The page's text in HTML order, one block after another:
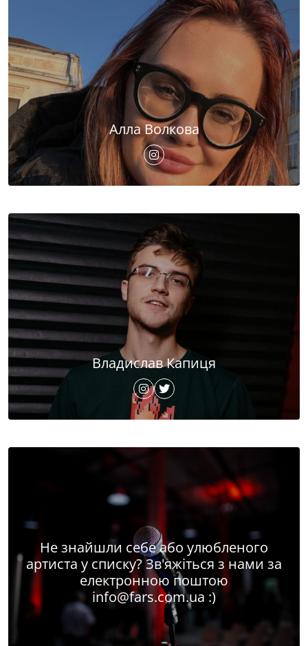
Алла Волкова
Владислав Капиця
Не знайшли себе або улюбленого
артиста у списку? Зв'яжіться з нами за
електронною поштою
info@fars.com.ua :)